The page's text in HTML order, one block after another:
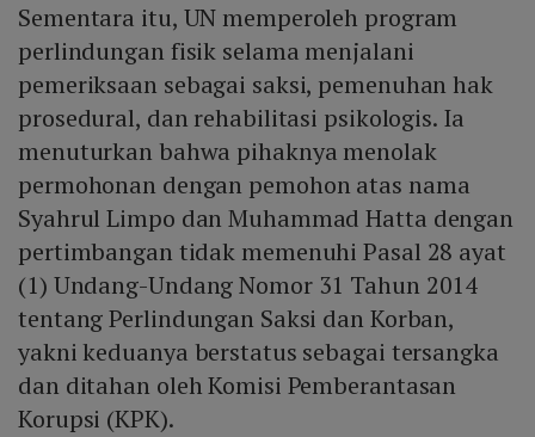
Sementara itu, UN memperoleh program
perlindungan fisik selama menjalani
pemeriksaan sebagai saksi, pemenuhan hak
prosedural, dan rehabilitasi psikologis. Ia
menuturkan bahwa pihaknya menolak
permohonan dengan pemohon atas nama
Syahrul Limpo dan Muhammad Hatta dengan
pertimbangan tidak memenuhi Pasal 28 ayat
(1) Undang-Undang Nomor 31 Tahun 2014
tentang Perlindungan Saksi dan Korban,
yakni keduanya berstatus sebagai tersangka
dan ditahan oleh Komisi Pemberantasan
Korupsi (KPK).